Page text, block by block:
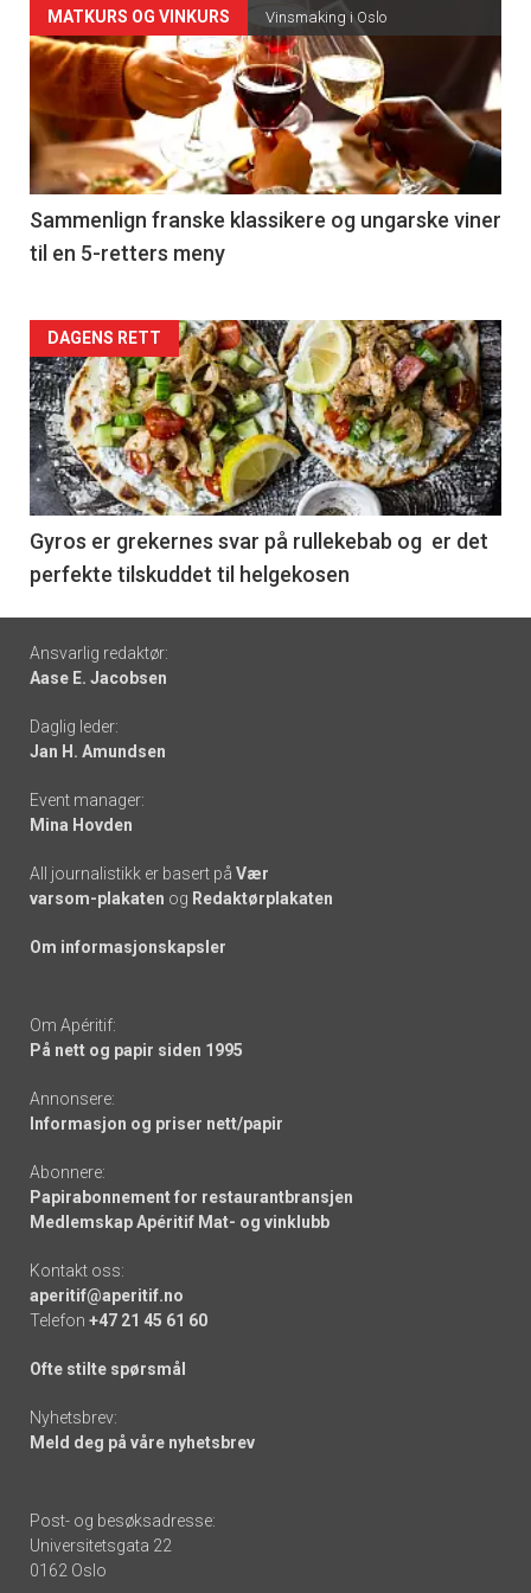
Forsiden
akkurat
nå
-
5
MATKURS OG VINKURS Vinsmaking i Oslo
Sammenlign franske klassikere og ungarske viner
til en 5-retters meny
Forsiden
akkurat
nå
-
6
DAGENS RETT
Gyros er grekernes svar på rullekebab og er det
perfekte tilskuddet til helgekosen
Footer
-
links
Ansvarlig redaktør:
Aase E. Jacobsen
Daglig leder:
Jan H. Amundsen
Event manager:
Mina Hovden
All journalistikk er basert på Vær
varsom-plakaten og Redaktørplakaten
Om informasjonskapsler
Om Apéritif:
På nett og papir siden 1995
Annonsere:
Informasjon og priser nett/papir
Abonnere:
Papirabonnement for restaurantbransjen
Medlemskap Apéritif Mat- og vinklubb
Kontakt oss:
aperitif@aperitif.no
Telefon +47 21 45 61 60
Ofte stilte spørsmål
Nyhetsbrev:
Meld deg på våre nyhetsbrev
Post- og besøksadresse:
Universitetsgata 22
0162 Oslo